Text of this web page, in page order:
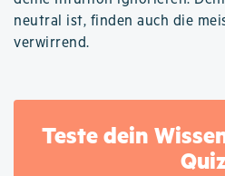
neutral ist, finden auch die
verwirrend.
Teste dein